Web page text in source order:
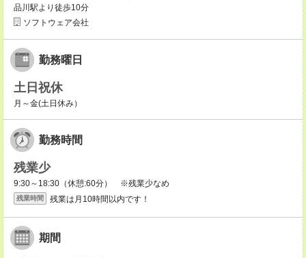
品川駅より徒歩10分
ソフトウェア会社
勤務曜日
土日祝休
月～金(土日休み）
勤務時間
残業少
9:30～18:30（休憩:60分） ※残業少なめ
残業時間 残業は月10時間以内です！
期間